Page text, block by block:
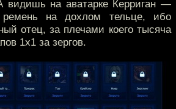
видишь на аватарке Керриган —
ремень на дохлом тельце, ибо
отец, за плечами коего тысяча
1х1 за зергов.